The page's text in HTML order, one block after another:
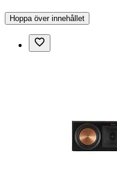
Hoppa över innehållet